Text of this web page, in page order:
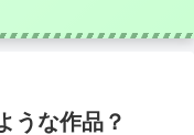
うな作品？